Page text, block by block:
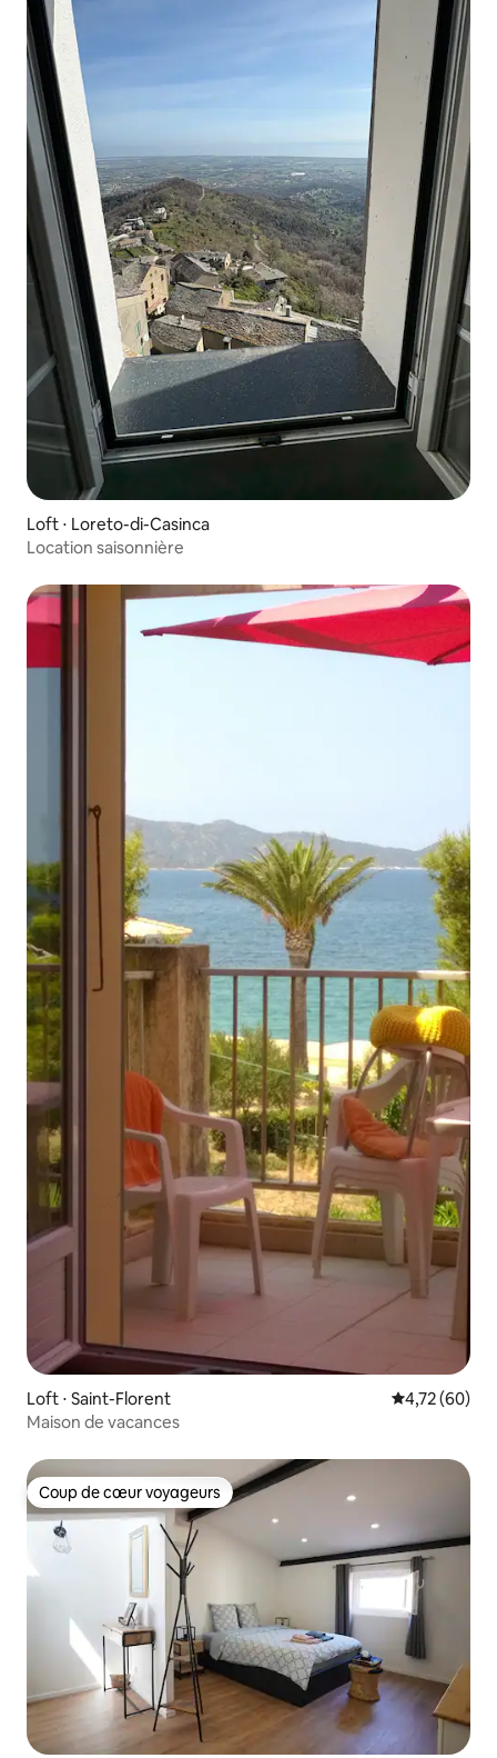
Loft ⋅ Loreto-di-Casinca
Location saisonnière
Loft ⋅ Saint-Florent Évaluation
4,72 (60)
Maison de vacances
Coup de cœur voyageurs
Coup de cœur voyageurs